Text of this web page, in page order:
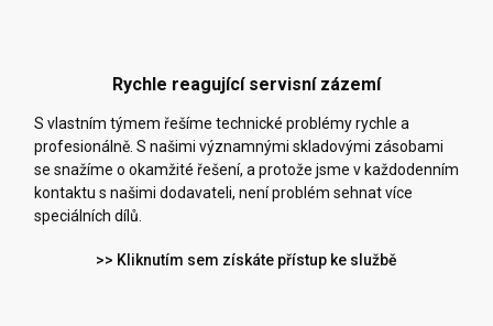
Rychle reagující servisní zázemí
S vlastním týmem řešíme technické problémy rychle a
profesionálně. S našimi významnými skladovými zásobami
se snažíme o okamžité řešení, a protože jsme v každodenním
kontaktu s našimi dodavateli, není problém sehnat více
speciálních dílů.
>> Kliknutím sem získáte přístup ke službě